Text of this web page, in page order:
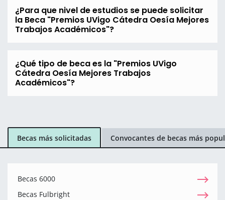
¿Para que nivel de estudios se puede solicitar
la Beca "Premios UVigo Cátedra Oesía Mejores
Trabajos Académicos"?
¿Qué tipo de beca es la "Premios UVigo
Cátedra Oesía Mejores Trabajos
Académicos"?
Becas más solicitadas Convocantes de becas más
Becas 6000
Becas Fulbright